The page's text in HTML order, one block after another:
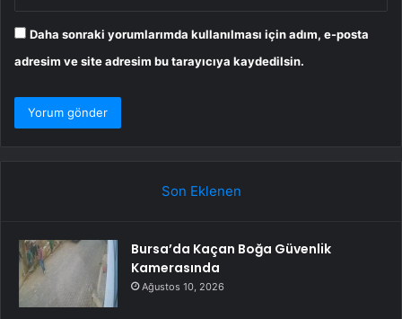
Daha sonraki yorumlarımda kullanılması için adım, e-posta
adresim ve site adresim bu tarayıcıya kaydedilsin.
Son Eklenen
Bursa’da Kaçan Boğa Güvenlik
Kamerasında
Ağustos 10, 2026